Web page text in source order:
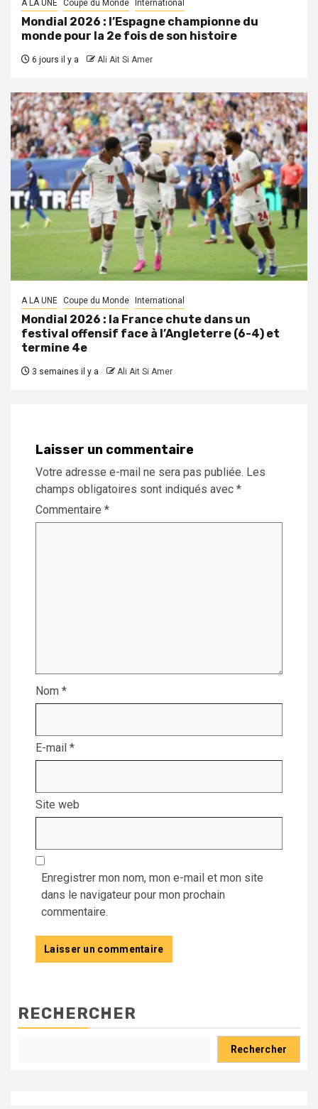
A LA UNE Coupe du Monde International
Mondial 2026 : l’Espagne championne du
monde pour la 2e fois de son histoire
6 jours il y a Ali Ait Si Amer
A LA UNE Coupe du Monde International
Mondial 2026 : la France chute dans un
festival offensif face à l’Angleterre (6-4) et
termine 4e
3 semaines il y a Ali Ait Si Amer
Laisser un commentaire
Votre adresse e-mail ne sera pas publiée. Les
champs obligatoires sont indiqués avec *
Commentaire *
Nom *
E-mail *
Site web
Enregistrer mon nom, mon e-mail et mon site
dans le navigateur pour mon prochain
commentaire.
RECHERCHER
Rechercher